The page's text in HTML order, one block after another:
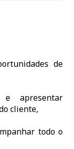
de
e apresentar
cliente,
todo o